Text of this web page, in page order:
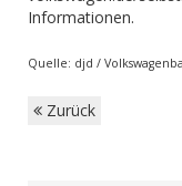
Informationen.
Quelle: djd /
Zurück